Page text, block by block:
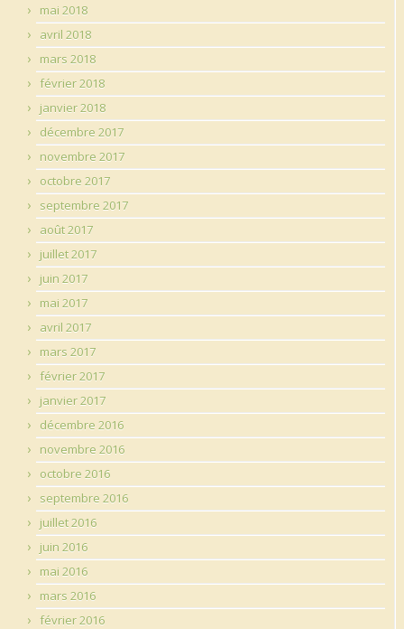
mai 2018
avril 2018
mars 2018
février 2018
janvier 2018
décembre 2017
novembre 2017
octobre 2017
septembre 2017
août 2017
juillet 2017
juin 2017
mai 2017
avril 2017
mars 2017
février 2017
janvier 2017
décembre 2016
novembre 2016
octobre 2016
septembre 2016
juillet 2016
juin 2016
mai 2016
mars 2016
février 2016